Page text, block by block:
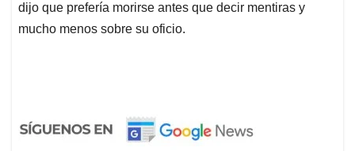
dijo que prefería morirse antes que decir mentiras y
mucho menos sobre su oficio.